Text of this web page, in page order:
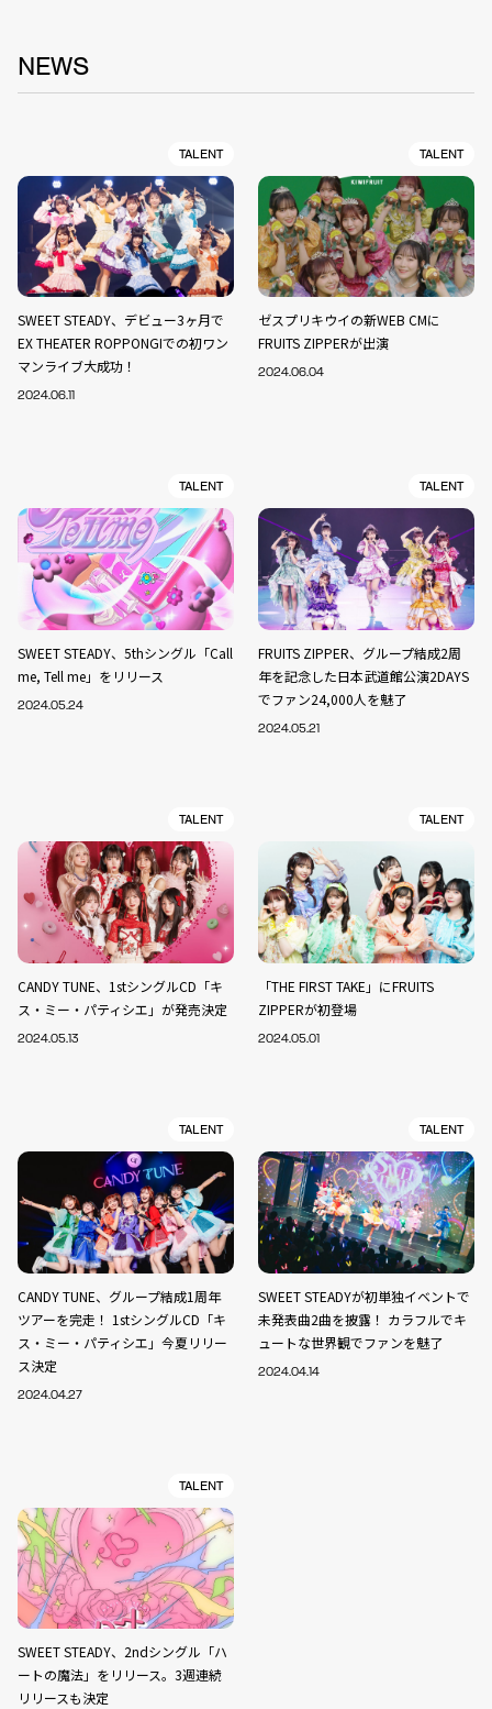
NEWS
TALENT
SWEET STEADY、デビュー3ヶ月で
EX THEATER ROPPONGIでの初ワン
マンライブ大成功！
2024.06.11
TALENT
ゼスプリキウイの新WEB CMに
FRUITS ZIPPERが出演
2024.06.04
TALENT
SWEET STEADY、5thシングル「Call
me, Tell me」をリリース
2024.05.24
TALENT
FRUITS ZIPPER、グループ結成2周
年を記念した日本武道館公演2DAYS
でファン24,000人を魅了
2024.05.21
TALENT
CANDY TUNE、1stシングルCD「キ
ス・ミー・パティシエ」が発売決定
2024.05.13
TALENT
「THE FIRST TAKE」にFRUITS
ZIPPERが初登場
2024.05.01
TALENT
CANDY TUNE、グループ結成1周年
ツアーを完走！ 1stシングルCD「キ
ス・ミー・パティシエ」今夏リリー
ス決定
2024.04.27
TALENT
SWEET STEADYが初単独イベントで
未発表曲2曲を披露！ カラフルでキ
ュートな世界観でファンを魅了
2024.04.14
TALENT
SWEET STEADY、2ndシングル「ハ
ートの魔法」をリリース。3週連続
リリースも決定